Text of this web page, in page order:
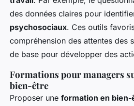
des données claires pour
psychosociaux. Ces outils
compréhension des attentes des
de base pour développer des
Formations pour managers
bien-être
Proposer une formation en